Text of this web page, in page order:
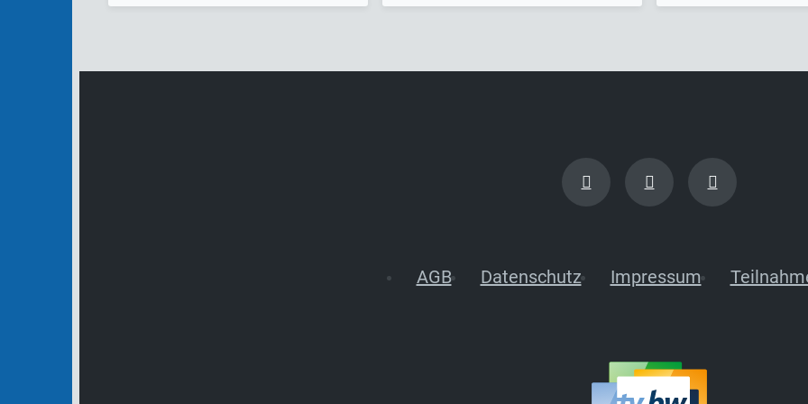
AGB Datenschutz Impressum